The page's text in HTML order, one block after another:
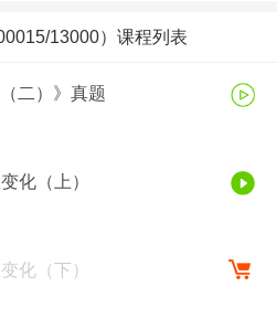
13000）课程列表
二）》真题
化（上）
化（下）